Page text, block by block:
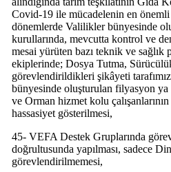
Covid-19 ile mücadelenin en önemli
dönemlerde Valilikler bünyesinde
kurullarında, mevcutta kontrol ve
mesai yürüten bazı teknik ve
ekiplerinde; Dosya Tutma,
görevlendirildikleri şikâyeti
bünyesinde oluşturulan filyasyon ya
ve Orman hizmet kolu
hassasiyet gösterilmesi,
45- VEFA Destek Gruplarında
doğrultusunda yapılması, sadece
görevlendirilmemesi,